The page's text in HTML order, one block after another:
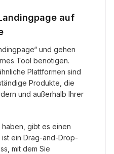
auf
und gehen
Tool benötigen.
Plattformen sind
Produkte, die
und außerhalb Ihrer
gibt es einen
ist ein Drag-and-Drop-
mit dem Sie